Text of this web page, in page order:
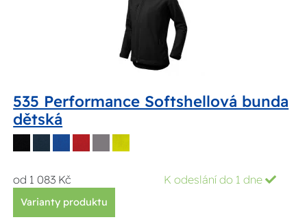
535 Performance Softshellová bunda
dětská
od 1 083 Kč K odeslání do 1 dne
Varianty produktu